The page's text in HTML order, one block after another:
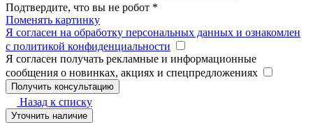
Подтвердите, что вы не робот *
Поменять картинку
Я согласен на обработку персональных данных и ознакомлен
с политикой конфиденциальности
Я согласен получать рекламные и информационные
сообщения о новинках, акциях и спецпредложениях
Назад к списку
Уточнить наличие